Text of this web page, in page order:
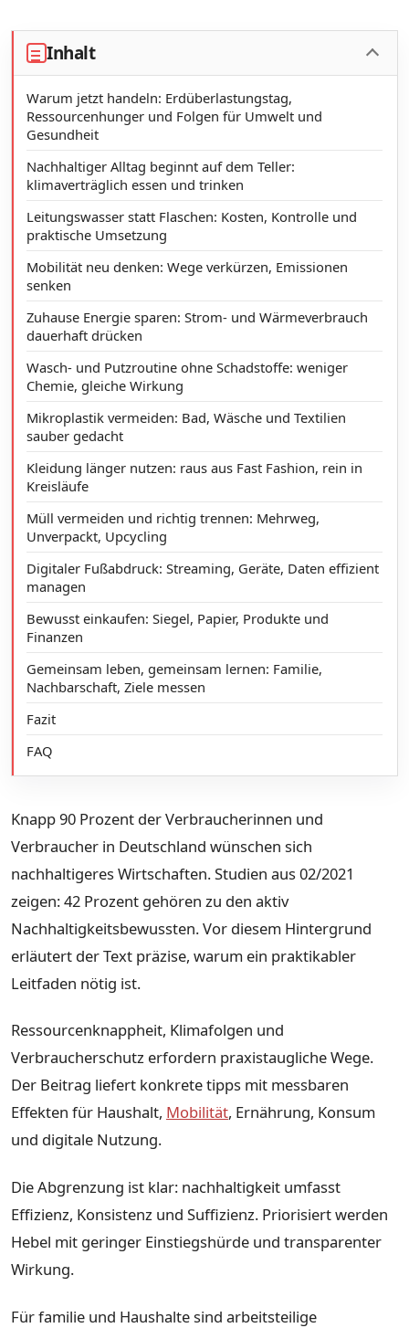
Inhalt
Warum jetzt handeln: Erdüberlastungstag,
Ressourcenhunger und Folgen für Umwelt und
Gesundheit
Nachhaltiger Alltag beginnt auf dem Teller:
klimaverträglich essen und trinken
Leitungswasser statt Flaschen: Kosten, Kontrolle und
praktische Umsetzung
Mobilität neu denken: Wege verkürzen, Emissionen
senken
Zuhause Energie sparen: Strom- und Wärmeverbrauch
dauerhaft drücken
Wasch- und Putzroutine ohne Schadstoffe: weniger
Chemie, gleiche Wirkung
Mikroplastik vermeiden: Bad, Wäsche und Textilien
sauber gedacht
Kleidung länger nutzen: raus aus Fast Fashion, rein in
Kreisläufe
Müll vermeiden und richtig trennen: Mehrweg,
Unverpackt, Upcycling
Digitaler Fußabdruck: Streaming, Geräte, Daten effizient
managen
Bewusst einkaufen: Siegel, Papier, Produkte und
Finanzen
Gemeinsam leben, gemeinsam lernen: Familie,
Nachbarschaft, Ziele messen
Fazit
FAQ
Knapp 90 Prozent der Verbraucherinnen und
Verbraucher in Deutschland wünschen sich
nachhaltigeres Wirtschaften. Studien aus 02/2021
zeigen: 42 Prozent gehören zu den aktiv
Nachhaltigkeitsbewussten. Vor diesem Hintergrund
erläutert der Text präzise, warum ein praktikabler
Leitfaden nötig ist.
Ressourcenknappheit, Klimafolgen und
Verbraucherschutz erfordern praxistaugliche Wege.
Der Beitrag liefert konkrete tipps mit messbaren
Effekten für Haushalt, Mobilität, Ernährung, Konsum
und digitale Nutzung.
Die Abgrenzung ist klar: nachhaltigkeit umfasst
Effizienz, Konsistenz und Suffizienz. Priorisiert werden
Hebel mit geringer Einstiegshürde und transparenter
Wirkung.
Für familie und Haushalte sind arbeitsteilige